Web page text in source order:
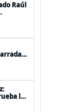
Raúl
los